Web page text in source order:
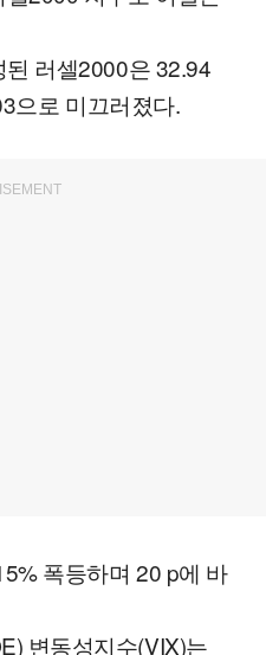
러셀2000은 32.94
으로 미끄러졌다.
폭등하며 20 p에 바
변동성지수(VIX)는